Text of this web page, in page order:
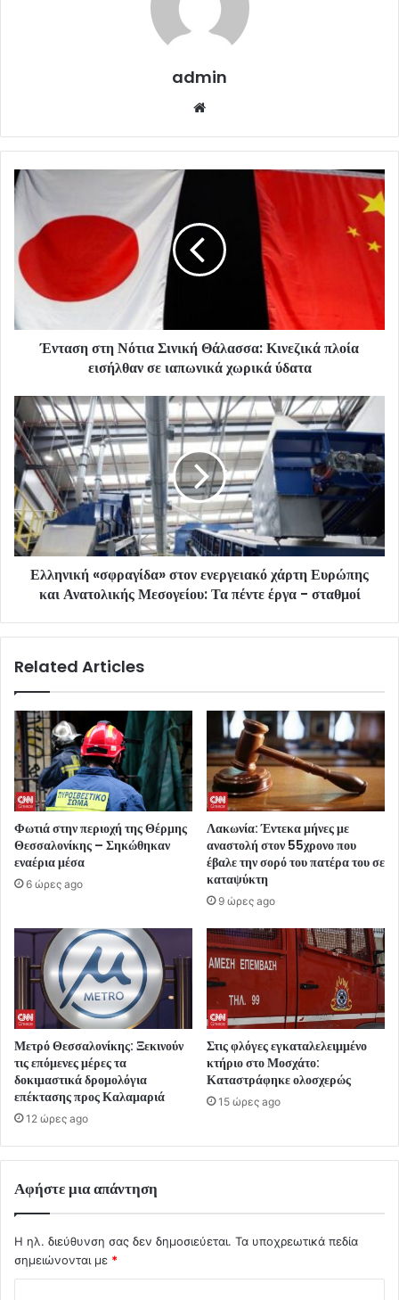
admin
Ένταση στη Νότια Σινική Θάλασσα: Κινεζικά πλοία
εισήλθαν σε ιαπωνικά χωρικά ύδατα
Ελληνική «σφραγίδα» στον ενεργειακό χάρτη Ευρώπης
και Ανατολικής Μεσογείου: Τα πέντε έργα - σταθμοί
Related Articles
Φωτιά στην περιοχή της Θέρμης
Θεσσαλονίκης – Σηκώθηκαν
εναέρια μέσα
6 ώρες ago
Λακωνία: Έντεκα μήνες με
αναστολή στον 55χρονο που
έβαλε την σορό του πατέρα του σε
καταψύκτη
9 ώρες ago
Μετρό Θεσσαλονίκης: Ξεκινούν
τις επόμενες μέρες τα
δοκιμαστικά δρομολόγια
επέκτασης προς Καλαμαριά
12 ώρες ago
Στις φλόγες εγκαταλελειμμένο
κτήριο στο Μοσχάτο:
Καταστράφηκε ολοσχερώς
15 ώρες ago
Αφήστε μια απάντηση
Η ηλ. διεύθυνση σας δεν δημοσιεύεται. Τα υποχρεωτικά πεδία
σημειώνονται με *